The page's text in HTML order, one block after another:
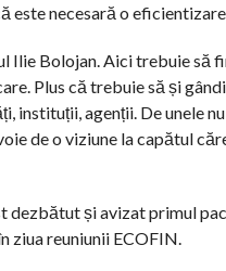
este necesară o
Ilie Bolojan. Aici trebuie să
Plus că trebuie să și
agenții. De unele
de o viziune la capătul
dezbătut și avizat primul
ziua reuniunii ECOFIN.